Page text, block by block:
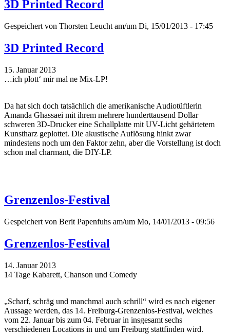
3D Printed Record
Gespeichert von Thorsten Leucht am/um Di, 15/01/2013 - 17:45
3D Printed Record
15. Januar 2013
…ich plott‘ mir mal ne Mix-LP!
Da hat sich doch tatsächlich die amerikanische Audiotüftlerin
Amanda Ghassaei mit ihrem mehrere hunderttausend Dollar
schweren 3D-Drucker eine Schallplatte mit UV-Licht gehärtetem
Kunstharz geplottet. Die akustische Auflösung hinkt zwar
mindestens noch um den Faktor zehn, aber die Vorstellung ist doch
schon mal charmant, die DIY-LP.
Grenzenlos-Festival
Gespeichert von Berit Papenfuhs am/um Mo, 14/01/2013 - 09:56
Grenzenlos-Festival
14. Januar 2013
14 Tage Kabarett, Chanson und Comedy
„Scharf, schräg und manchmal auch schrill“ wird es nach eigener
Aussage werden, das 14. Freiburg-Grenzenlos-Festival, welches
vom 22. Januar bis zum 04. Februar in insgesamt sechs
verschiedenen Locations in und um Freiburg stattfinden wird.